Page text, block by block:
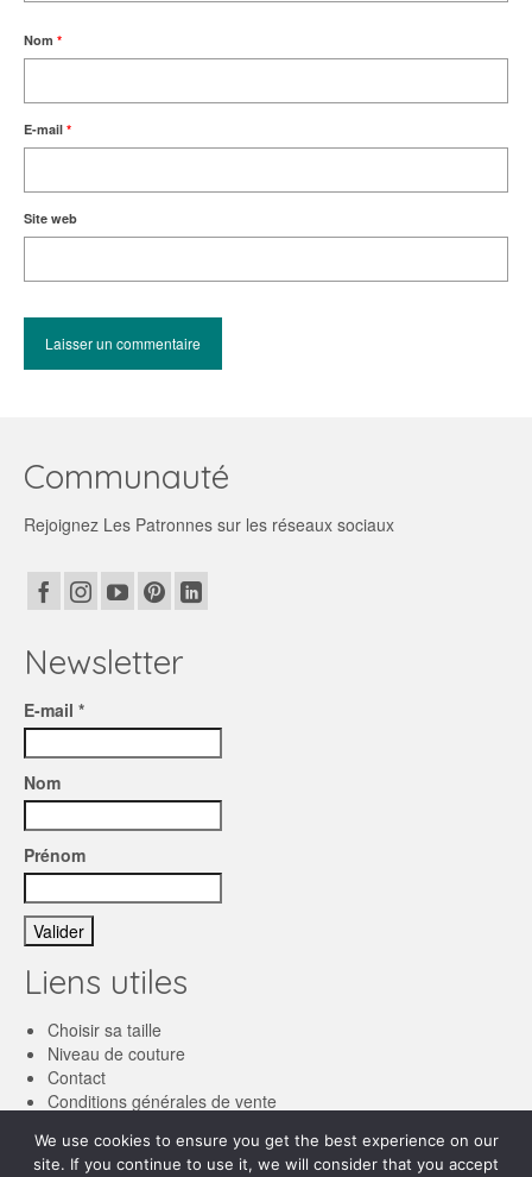
Nom *
E-mail *
Site web
Communauté
Rejoignez Les Patronnes sur les réseaux sociaux
Newsletter
E-mail *
Nom
Prénom
Liens utiles
Choisir sa taille
Niveau de couture
Contact
Conditions générales de vente
We use cookies to ensure you get the best experience on our
site. If you continue to use it, we will consider that you accept